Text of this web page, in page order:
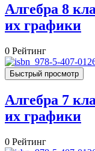
Алгебра 8
их графики
0 Рейтинг
Быстрый просмотр
Алгебра 7
их графики
0 Рейтинг